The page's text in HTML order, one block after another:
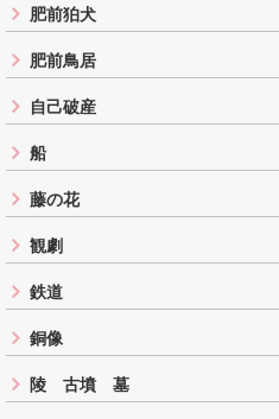
肥前狛犬
肥前鳥居
自己破産
船
藤の花
観劇
鉄道
銅像
陵 古墳 墓